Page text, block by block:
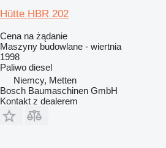
Hütte HBR 202
Cena na żądanie
Maszyny budowlane - wiertnia
1998
Paliwo diesel
Niemcy, Metten
Bosch Baumaschinen GmbH
Kontakt z dealerem